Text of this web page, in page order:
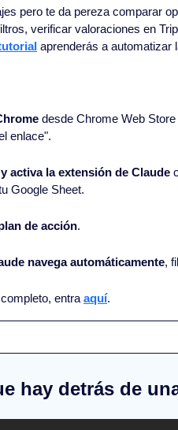
pero te da pereza comparar
verificar valoraciones en
aprenderás a automatizar
desde Chrome Web
enlace".
activa la extensión de Claude
Google Sheet.
de acción.
navega automáticamente,
entra aquí.
hay detrás de